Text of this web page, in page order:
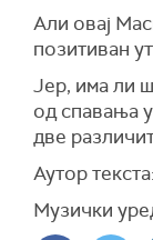
Али овај
позитиван
Јер, има ли
од спавања
две
Аутор
Музички